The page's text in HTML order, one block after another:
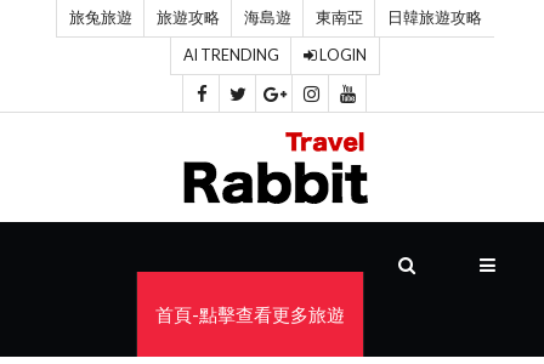
旅兔旅遊 旅遊攻略 海島遊 東南亞 日韓旅遊攻略
AI TRENDING LOGIN
首頁-點擊查看更多旅遊